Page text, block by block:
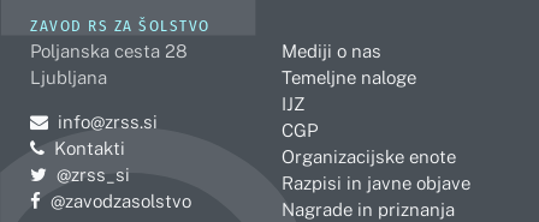
ZAVOD RS ZA ŠOLSTVO
Poljanska cesta 28
Ljubljana
Pošljite e-mail na
info@zrss.si
Kontakti
Pojdite na Twitter:
@zrss_si
Pojdite na Facebook:
@zavodzasolstvo
Mediji o nas
Temeljne naloge
IJZ
CGP
Organizacijske enote
Razpisi in javne objave
Nagrade in priznanja